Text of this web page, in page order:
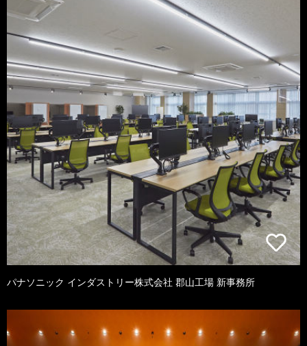
パナソニック インダストリー株式会社 郡山工場 新事務所